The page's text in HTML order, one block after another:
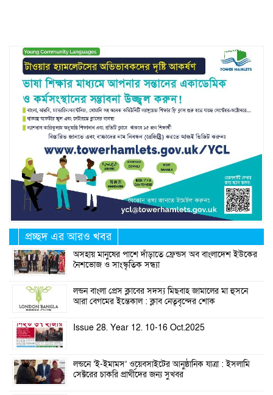
প্রচ্ছদ এর আরও খবর
অসহায় মানুষের পাশে দাঁড়াতে ফ্রেন্ডস অব বাংলাদেশ ইউকের
নৈশভোজ ও সাংস্কৃতিক সন্ধ্যা
লন্ডন বাংলা প্রেস ক্লাবের সদস্য মিছবাহ জামালের মা হুসনে
আরা বেগমের ইন্তেকাল : ক্লাব নেতৃবৃন্দের শোক
Issue 28. Year 12. 10-16 Oct.2025
লন্ডনে ‘ই-ইমামস’ ওয়েবসাইটের আনুষ্ঠানিক যাত্রা : ইসলামি
সেক্টরের চাকরি প্রার্থীদের জন্য সুখবর